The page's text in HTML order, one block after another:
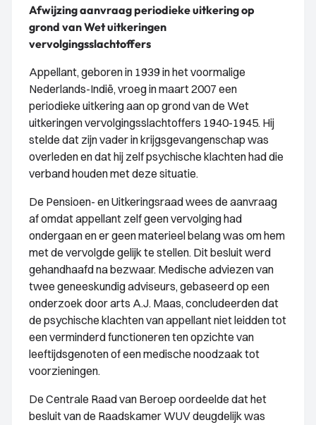
Afwijzing aanvraag periodieke uitkering op
grond van Wet uitkeringen
vervolgingsslachtoffers
Appellant, geboren in 1939 in het voormalige
Nederlands-Indië, vroeg in maart 2007 een
periodieke uitkering aan op grond van de Wet
uitkeringen vervolgingsslachtoffers 1940-1945. Hij
stelde dat zijn vader in krijgsgevangenschap was
overleden en dat hij zelf psychische klachten had die
verband houden met deze situatie.
De Pensioen- en Uitkeringsraad wees de aanvraag
af omdat appellant zelf geen vervolging had
ondergaan en er geen materieel belang was om hem
met de vervolgde gelijk te stellen. Dit besluit werd
gehandhaafd na bezwaar. Medische adviezen van
twee geneeskundig adviseurs, gebaseerd op een
onderzoek door arts A.J. Maas, concludeerden dat
de psychische klachten van appellant niet leidden tot
een verminderd functioneren ten opzichte van
leeftijdsgenoten of een medische noodzaak tot
voorzieningen.
De Centrale Raad van Beroep oordeelde dat het
besluit van de Raadskamer WUV deugdelijk was